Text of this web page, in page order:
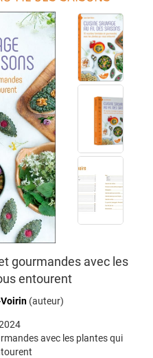
gourmandes avec les
entourent
(auteur)
avec les plantes qui